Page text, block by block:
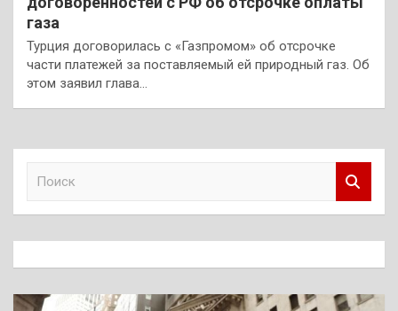
газа
Турция договорилась с «Газпромом» об отсрочке
части платежей за поставляемый ей природный газ. Об
этом заявил глава…
к